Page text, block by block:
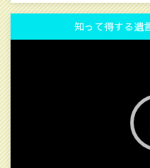
知って得する遺
動
画
プ
レ
ー
ヤ
ー